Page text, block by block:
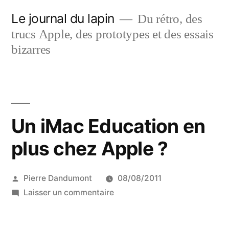
contenu
Le journal du lapin
Du rétro, des
trucs Apple, des prototypes et des essais
bizarres
Un iMac Education en
plus chez Apple ?
Publié
par
Pierre Dandumont
08/08/2011
Laisser un commentairesur